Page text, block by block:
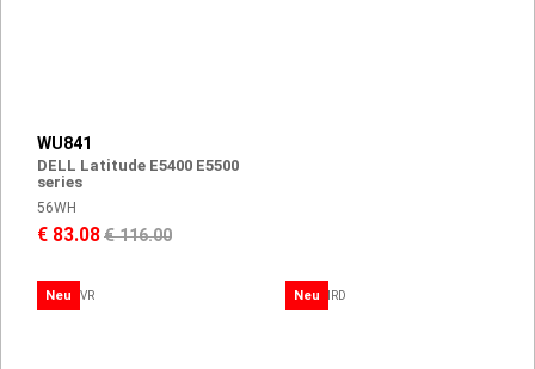
WU841
DELL Latitude E5400 E5500
series
56WH
€ 83.08€ 116.00
Neu Neu